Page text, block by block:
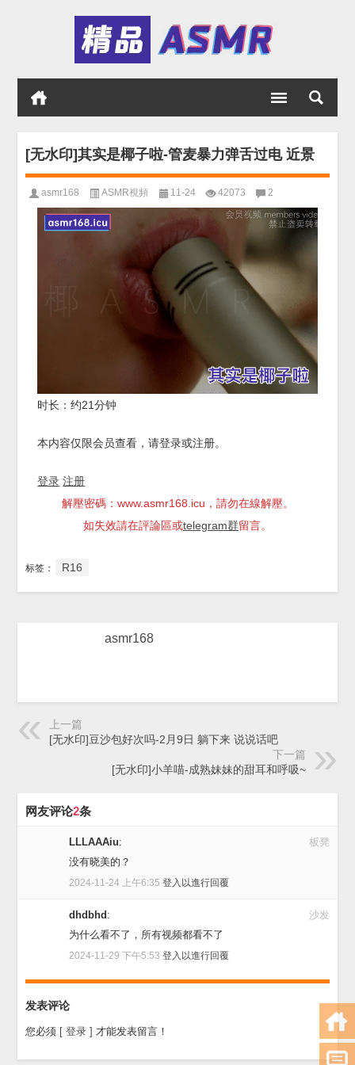
[无水印]其实是椰子啦-管麦暴力弹舌过电 近景
asmr168 ASMR視頻 11-24 42073 2
时长：约21分钟
本内容仅限会员查看，请登录或注册。
登录 注册
解壓密碼：www.asmr168.icu，請勿在線解壓。
如失效請在評論區或telegram群留言。
标签： R16
asmr168
上一篇
[无水印]豆沙包好次吗-2月9日 躺下来 说说话吧
下一篇
[无水印]小羊喵-成熟妹妹的甜耳和呼吸~
网友评论2条
板凳
LLLAAAiu:
没有晓美的？
2024-11-24 上午6:35登入以進行回覆
沙发
dhdbhd :
为什么看不了，所有视频都看不了
2024-11-29 下午5:53登入以進行回覆
发表评论
您必须 [ 登录 ] 才能发表留言！